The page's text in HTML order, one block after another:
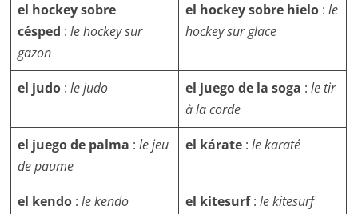
el hockey sobre
césped :le hockey sur
gazon
el hockey sobre hielo :le
hockey sur glace
el judo :le judo el juego de la soga :le tir
à la corde
el juego de palma :le jeu
de paume
el kárate :le karaté
el kendo :le kendo el kitesurf:le kitesurf